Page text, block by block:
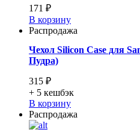
171 ₽
В корзину
Распродажа
Чехол Silicon Case для
Пудра)
315 ₽
+ 5 кешбэк
В корзину
Распродажа